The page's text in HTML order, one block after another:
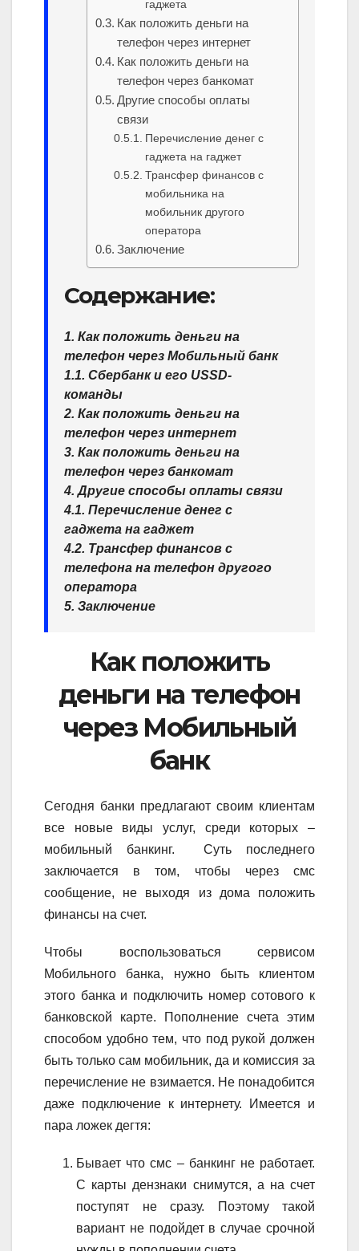
гаджета
Как положить деньги на
телефон через интернет
Как положить деньги на
телефон через банкомат
Другие способы оплаты
связи
Перечисление денег с
гаджета на гаджет
Трансфер финансов с
мобильника на
мобильник другого
оператора
Заключение
Содержание:
1. Как положить деньги на
телефон через Мобильный банк
1.1. Сбербанк и его USSD-
команды
2. Как положить деньги на
телефон через интернет
3. Как положить деньги на
телефон через банкомат
4. Другие способы оплаты связи
4.1. Перечисление денег с
гаджета на гаджет
4.2. Трансфер финансов с
телефона на телефон другого
оператора
5. Заключение
Как положить
деньги на телефон
через Мобильный
банк
Сегодня банки предлагают своим клиентам
все новые виды услуг, среди которых –
мобильный банкинг. Суть последнего
заключается в том, чтобы через смс
сообщение, не выходя из дома положить
финансы на счет.
Чтобы воспользоваться сервисом
Мобильного банка, нужно быть клиентом
этого банка и подключить номер сотового к
банковской карте. Пополнение счета этим
способом удобно тем, что под рукой должен
быть только сам мобильник, да и комиссия за
перечисление не взимается. Не понадобится
даже подключение к интернету. Имеется и
пара ложек дегтя:
Бывает что смс – банкинг не работает.
С карты дензнаки снимутся, а на счет
поступят не сразу. Поэтому такой
вариант не подойдет в случае срочной